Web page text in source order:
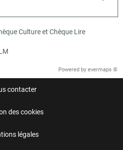
Culture et Chèque Lire
Powered by evermaps ©
contacter
des cookies
légales